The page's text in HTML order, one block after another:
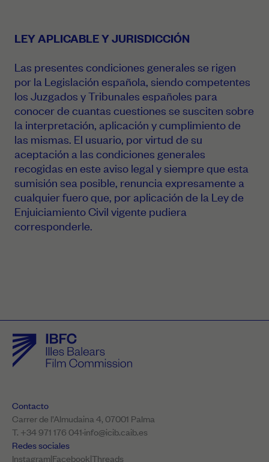
LEY APLICABLE Y JURISDICCIÓN
Las presentes condiciones generales se rigen
por la Legislación española, siendo competentes
los Juzgados y Tribunales españoles para
conocer de cuantas cuestiones se susciten sobre
la interpretación, aplicación y cumplimiento de
las mismas. El usuario, por virtud de su
aceptación a las condiciones generales
recogidas en este aviso legal y siempre que esta
sumisión sea posible, renuncia expresamente a
cualquier fuero que, por aplicación de la Ley de
Enjuiciamiento Civil vigente pudiera
corresponderle.
Contacto
Carrer de l’Almudaina 4, 07001 Palma
T. +34 971 176 041·info@icib.caib.es
Redes sociales
Instagram|Facebook|Threads